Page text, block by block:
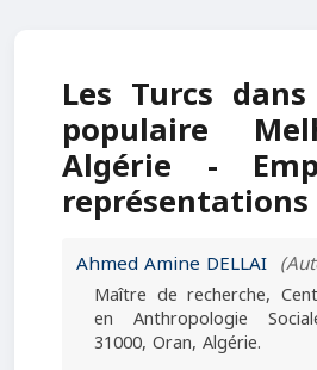
Les Turcs
populaire
Algérie -
représentations
Ahmed Amine DELLAI
Maître de recherche,
en Anthropologie
31000, Oran, Algérie.